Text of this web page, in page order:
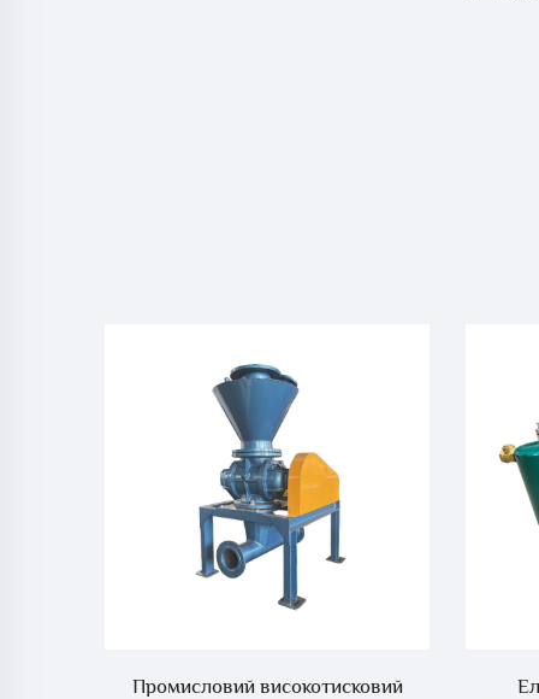
Промисловий високотисковий